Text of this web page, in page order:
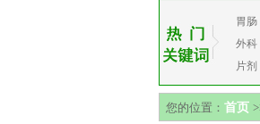
胃肠
外科
片剂
您的位置： 首页